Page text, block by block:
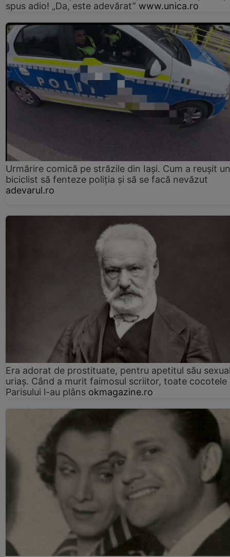
spus adio! „Da, este adevărat” www.unica.ro
Urmărire comică pe străzile din Iași. Cum a reușit un
biciclist să fenteze poliția și să se facă nevăzut
adevarul.ro
Era adorat de prostituate, pentru apetitul său
uriaș. Când a murit faimosul scriitor, toate cocotele
Parisului l-au plâns okmagazine.ro